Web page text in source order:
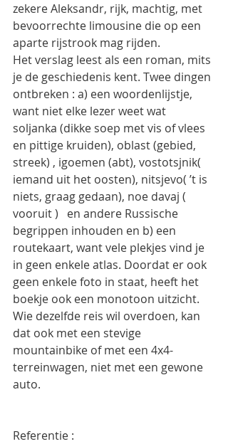
zekere Aleksandr, rijk, machtig, met
bevoorrechte limousine die op een
aparte rijstrook mag rijden.
Het verslag leest als een roman, mits
je de geschiedenis kent. Twee dingen
ontbreken : a) een woordenlijstje,
want niet elke lezer weet wat
soljanka (dikke soep met vis of vlees
en pittige kruiden), oblast (gebied,
streek) , igoemen (abt), vostotsjnik(
iemand uit het oosten), nitsjevo( ’t is
niets, graag gedaan), noe davaj (
vooruit )   en andere Russische
begrippen inhouden en b) een
routekaart, want vele plekjes vind je
in geen enkele atlas. Doordat er ook
geen enkele foto in staat, heeft het
boekje ook een monotoon uitzicht.
Wie dezelfde reis wil overdoen, kan
dat ook met een stevige
mountainbike of met een 4x4-
terreinwagen, niet met een gewone
auto.
Referentie :